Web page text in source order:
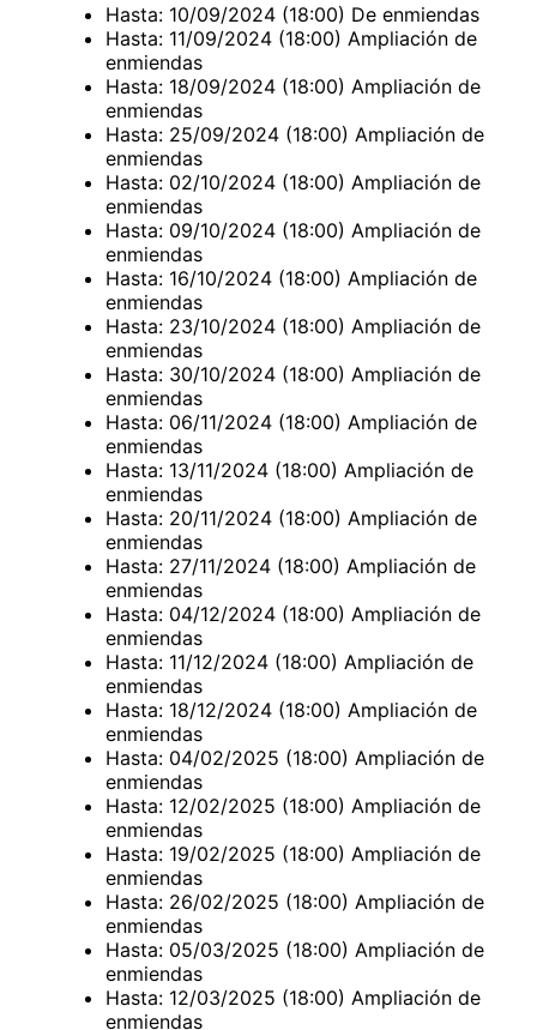
Hasta: 10/09/2024 (18:00) De enmiendas
Hasta: 11/09/2024 (18:00) Ampliación de
enmiendas
Hasta: 18/09/2024 (18:00) Ampliación de
enmiendas
Hasta: 25/09/2024 (18:00) Ampliación de
enmiendas
Hasta: 02/10/2024 (18:00) Ampliación de
enmiendas
Hasta: 09/10/2024 (18:00) Ampliación de
enmiendas
Hasta: 16/10/2024 (18:00) Ampliación de
enmiendas
Hasta: 23/10/2024 (18:00) Ampliación de
enmiendas
Hasta: 30/10/2024 (18:00) Ampliación de
enmiendas
Hasta: 06/11/2024 (18:00) Ampliación de
enmiendas
Hasta: 13/11/2024 (18:00) Ampliación de
enmiendas
Hasta: 20/11/2024 (18:00) Ampliación de
enmiendas
Hasta: 27/11/2024 (18:00) Ampliación de
enmiendas
Hasta: 04/12/2024 (18:00) Ampliación de
enmiendas
Hasta: 11/12/2024 (18:00) Ampliación de
enmiendas
Hasta: 18/12/2024 (18:00) Ampliación de
enmiendas
Hasta: 04/02/2025 (18:00) Ampliación de
enmiendas
Hasta: 12/02/2025 (18:00) Ampliación de
enmiendas
Hasta: 19/02/2025 (18:00) Ampliación de
enmiendas
Hasta: 26/02/2025 (18:00) Ampliación de
enmiendas
Hasta: 05/03/2025 (18:00) Ampliación de
enmiendas
Hasta: 12/03/2025 (18:00) Ampliación de
enmiendas